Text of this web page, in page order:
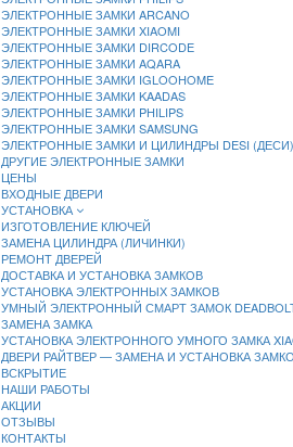
ЭЛЕКТРОННЫЕ ЗАМКИ ARCANO
ЭЛЕКТРОННЫЕ ЗАМКИ XIAOMI
ЭЛЕКТРОННЫЕ ЗАМКИ DIRCODE
ЭЛЕКТРОННЫЕ ЗАМКИ AQARA
ЭЛЕКТРОННЫЕ ЗАМКИ IGLOOHOME
ЭЛЕКТРОННЫЕ ЗАМКИ KAADAS
ЭЛЕКТРОННЫЕ ЗАМКИ PHILIPS
ЭЛЕКТРОННЫЕ ЗАМКИ SAMSUNG
ЭЛЕКТРОННЫЕ ЗАМКИ И ЦИЛИНДРЫ DESI (ДЕСИ)
ДРУГИЕ ЭЛЕКТРОННЫЕ ЗАМКИ
ЦЕНЫ
ВХОДНЫЕ ДВЕРИ
УСТАНОВКА
ИЗГОТОВЛЕНИЕ КЛЮЧЕЙ
ЗАМЕНА ЦИЛИНДРА (ЛИЧИНКИ)
РЕМОНТ ДВЕРЕЙ
ДОСТАВКА И УСТАНОВКА ЗАМКОВ
УСТАНОВКА ЭЛЕКТРОННЫХ ЗАМКОВ
УМНЫЙ ЭЛЕКТРОННЫЙ СМАРТ ЗАМОК
ЗАМЕНА ЗАМКА
УСТАНОВКА ЭЛЕКТРОННОГО УМНОГО ЗАМКА
ДВЕРИ РАЙТВЕР — ЗАМЕНА И УСТАНОВКА
ВСКРЫТИЕ
НАШИ РАБОТЫ
АКЦИИ
ОТЗЫВЫ
КОНТАКТЫ